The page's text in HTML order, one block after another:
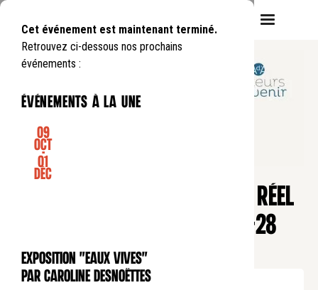
Cet événement est maintenant terminé.
Retrouvez ci-dessous nos prochains
événements :
événements à la une
EXPOSITION
09
Oct
-
01
Déc
Exposition "Eaux Vives"
par Caroline Desnoëttes
CONFÉRENCE
L'ENTREPRISE AU SERVICE DU RÉEL
AVEC BENOÎT DE RUFFRAY (21-28
ANS)
Lundi 2
.
12de19:30à 22:00